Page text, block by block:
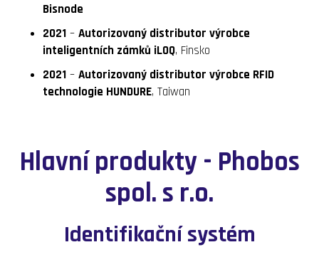
Bisnode
2021 – Autorizovaný distributor výrobce
inteligentních zámků iLOQ, Finsko
2021 – Autorizovaný distributor výrobce RFID
technologie HUNDURE, Taiwan
Hlavní produkty - Phobos
spol. s r.o.
Identifikační systém